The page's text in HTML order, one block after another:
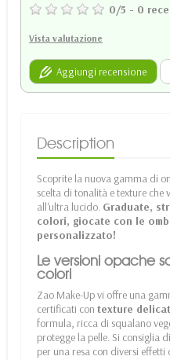
0/5 - 0
Vista valutazione
Aggiungi recensione
Description
Scoprite la nuova gamma di
scelta di tonalità e texture
all'ultra lucido. Graduate,
colori, giocate con le
personalizzato!
Le versioni opache
colori
Zao Make-Up vi offre una
certificati con texture
formula, ricca di squalano
protegge la pelle. Si consiglia
per una resa con diversi effetti